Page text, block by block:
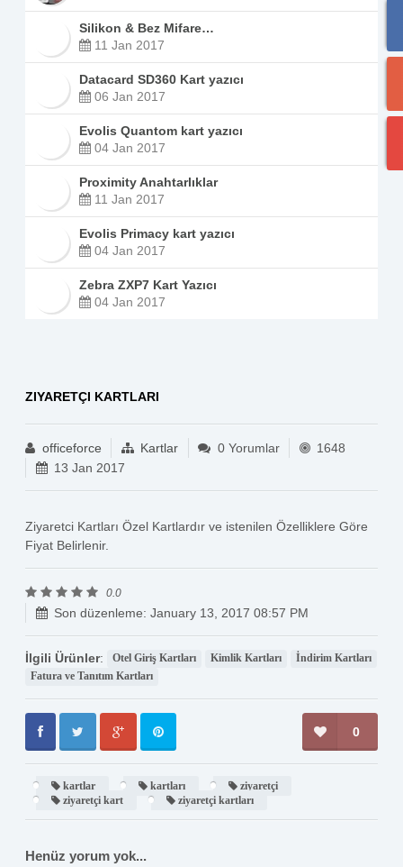
Silikon & Bez Mifare…
11 Jan 2017
Datacard SD360 Kart yazıcı
06 Jan 2017
Evolis Quantom kart yazıcı
04 Jan 2017
Proximity Anahtarlıklar
11 Jan 2017
Evolis Primacy kart yazıcı
04 Jan 2017
Zebra ZXP7 Kart Yazıcı
04 Jan 2017
ZIYARETÇI KARTLARI
officeforce Kartlar 0 Yorumlar
1648
13 Jan 2017
Ziyaretci Kartları Özel Kartlardır ve istenilen Özelliklere Göre
Fiyat Belirlenir.
0.0
Son düzenleme: January 13, 2017 08:57 PM
İlgili Ürünler: Otel Giriş Kartları Kimlik Kartları
İndirim Kartları
Fatura ve Tanıtım Kartları
0
kartlar kartları
ziyaretçi
ziyaretçi kart
ziyaretçi kartları
Henüz yorum yok...